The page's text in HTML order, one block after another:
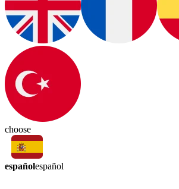
choose
españolespañol